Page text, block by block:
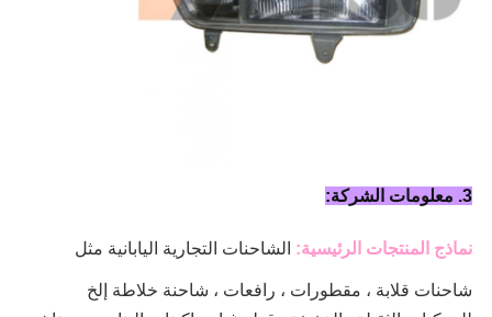
3. معلومات الشركة:
نماذج المنتجات الرئيسية: الشاحنات التجارية اليابانية مثل
شاحنات قلابة ، مقطورات ، رافعات ، شاحنة خلاطة إلخ